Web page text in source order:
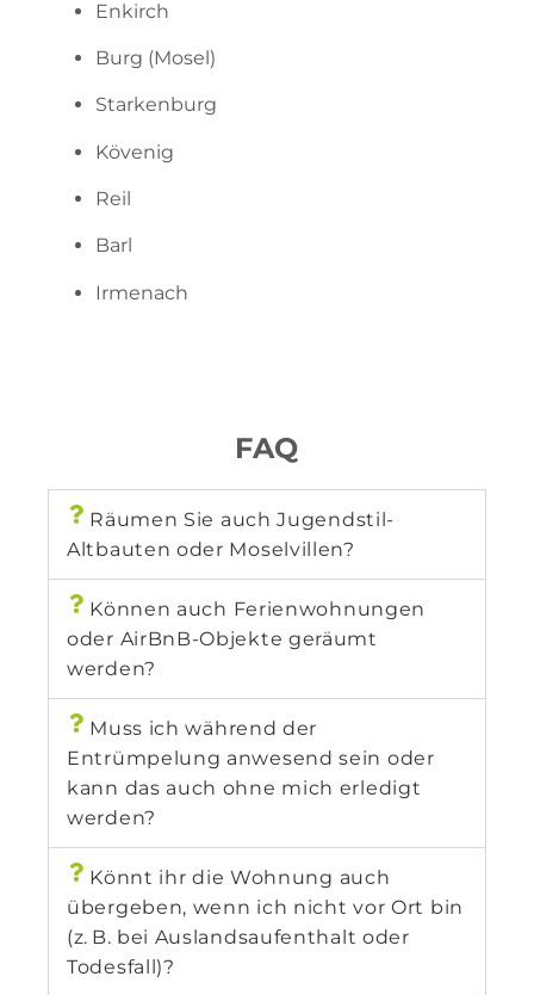
Enkirch
Burg (Mosel)
Starkenburg
Kövenig
Reil
Barl
Irmenach
FAQ
Räumen Sie auch Jugendstil-
Altbauten oder Moselvillen?
Können auch Ferienwohnungen
oder AirBnB-Objekte geräumt
werden?
Muss ich während der
Entrümpelung anwesend sein oder
kann das auch ohne mich erledigt
werden?
Könnt ihr die Wohnung auch
übergeben, wenn ich nicht vor Ort bin
(z. B. bei Auslandsaufenthalt oder
Todesfall)?